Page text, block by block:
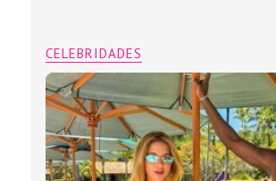
CELEBRIDADES